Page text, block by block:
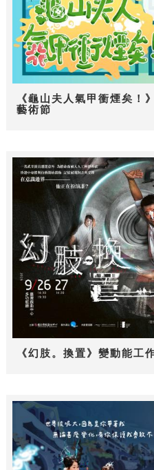
《龜山夫人氣甲衝煙矣！
藝術節
《幻肢。換置》變動能工